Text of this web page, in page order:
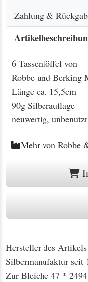
Zahlung &
6 Tassenlöffel von
Robbe und Berking
Länge ca. 15,5cm
90g Silberauflage
neuwertig, unbenutzt
Mehr von Robbe
Hersteller des
Silbermanufaktur
Zur Bleiche 47 *